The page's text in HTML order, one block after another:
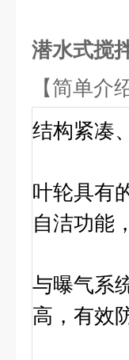
潜水式搅
【简单介
结构紧凑
叶轮具有
自洁功能
与曝气系
高，有效